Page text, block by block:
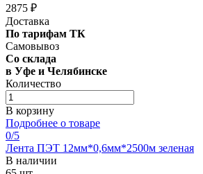
2875 ₽
Доставка
По тарифам ТК
Самовывоз
Со склада
в Уфе и Челябинске
Количество
В корзину
Подробнее о товаре
0/5
Лента ПЭТ 12мм*0,6мм*2500м зеленая
В наличии